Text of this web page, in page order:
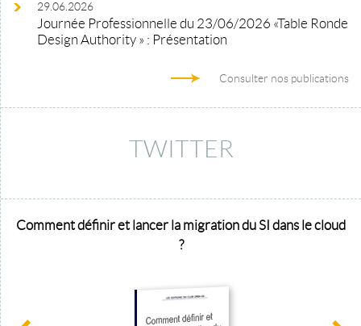
29.06.2026
Journée Professionnelle du 23/06/2026 «Table Ronde
Design Authority » : Présentation
Consulter nos publications
TWITTER
Comment définir et lancer la migration du SI dans le cloud
?